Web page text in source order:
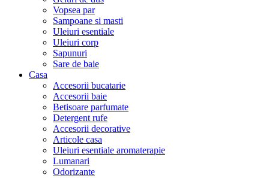
Vopsea par
Sampoane si masti
Uleiuri esentiale
Uleiuri corp
Sapunuri
Sare de baie
Casa
Accesorii bucatarie
Accesorii baie
Betisoare parfumate
Detergent rufe
Accesorii decorative
Articole casa
Uleiuri esentiale aromaterapie
Lumanari
Odorizante